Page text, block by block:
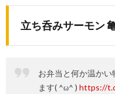
立ち呑みサーモン
お弁当と何か温か
ます( ^ω^ ) https://